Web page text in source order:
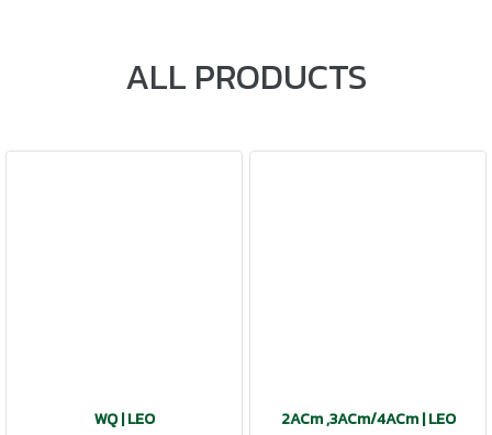
ALL PRODUCTS
WQ | LEO
2ACm ,3ACm/4ACm | LEO